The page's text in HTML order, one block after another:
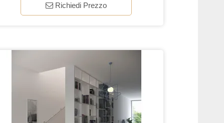
Richiedi Prezzo